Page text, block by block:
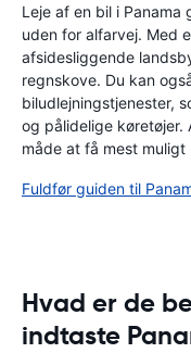
Leje af en bil i
uden for alfarvej. Med
afsidesliggende
regnskove. Du kan
biludlejningstjenester,
og pålidelige køretøjer.
måde at få mest
Fuldfør guiden til
Hvad er de
indtaste